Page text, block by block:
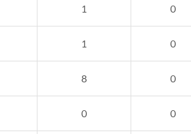
1 0
1 0
8 0
0 0